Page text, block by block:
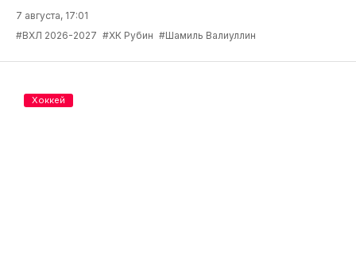
7 августа, 17:01
#ВХЛ 2026-2027 #ХК Рубин #Шамиль Валиуллин
Хоккей